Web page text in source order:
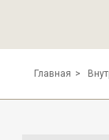
Главная